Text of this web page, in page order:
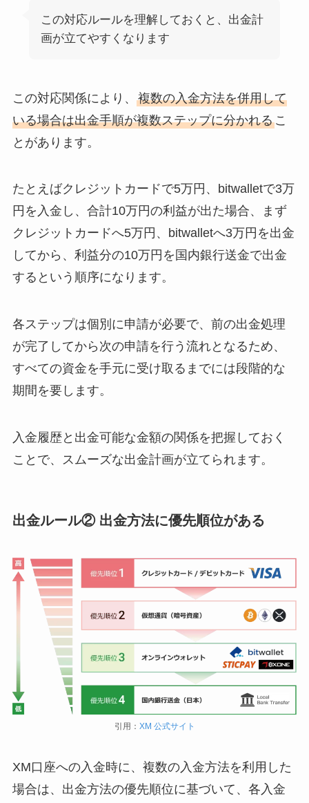
この対応ルールを理解しておくと、出金計
画が立てやすくなります
この対応関係により、 複数の入金方法を併用して
いる場合は出金手順が複数ステップに分かれるこ
とがあります。
たとえばクレジットカードで5万円、bitwalletで3万
円を入金し、合計10万円の利益が出た場合、まず
クレジットカードへ5万円、bitwalletへ3万円を出金
してから、利益分の10万円を国内銀行送金で出金
するという順序になります。
各ステップは個別に申請が必要で、前の出金処理
が完了してから次の申請を行う流れとなるため、
すべての資金を手元に受け取るまでには段階的な
期間を要します。
入金履歴と出金可能な金額の関係を把握しておく
ことで、スムーズな出金計画が立てられます。
出金ルール② 出金方法に優先順位がある
引用： XM 公式サイト
XM口座への入金時に、複数の入金方法を利用した
場合は、出金方法の優先順位に基づいて、各入金